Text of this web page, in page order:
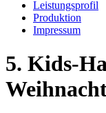
Leistungsprofil
Produktion
Impressum
5. Kids-